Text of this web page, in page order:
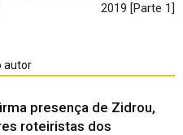
2019 [Parte 1]
autor
presença de Zidrou,
roteiristas dos